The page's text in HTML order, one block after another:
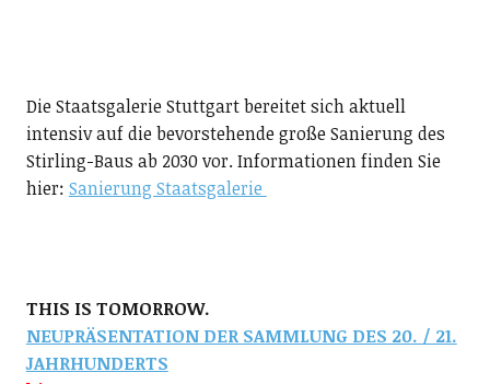
Die Staatsgalerie Stuttgart bereitet sich aktuell
intensiv auf die bevorstehende große Sanierung des
Stirling-Baus ab 2030 vor. Informationen finden Sie
hier: Sanierung Staatsgalerie
THIS IS TOMORROW.
NEUPRÄSENTATION DER SAMMLUNG DES 20. / 21.
JAHRHUNDERTS